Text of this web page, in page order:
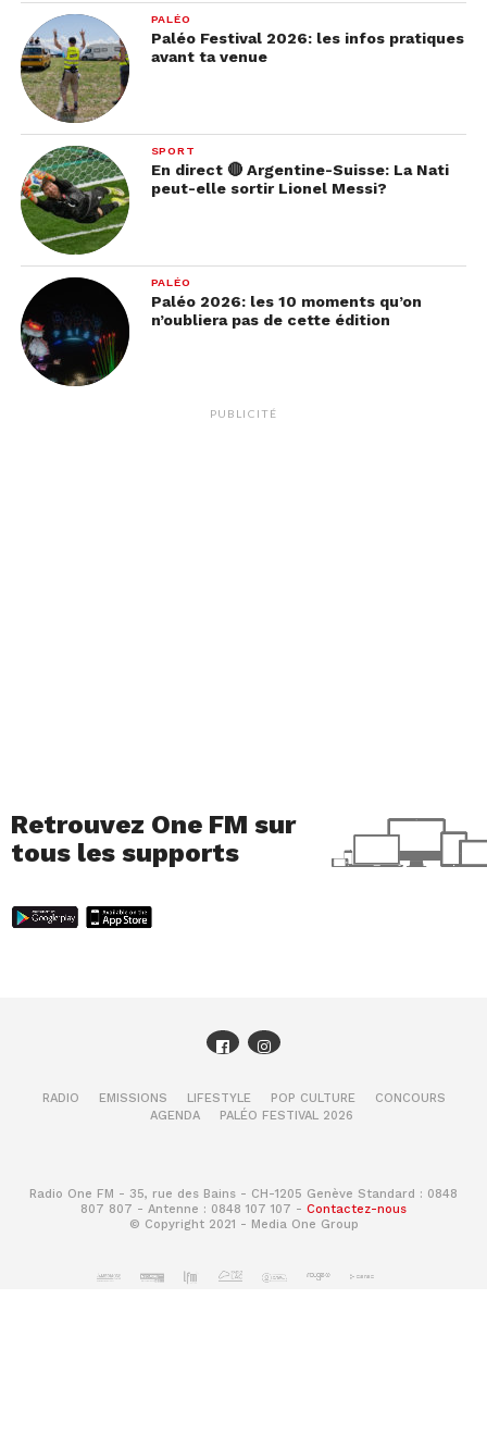
PALÉO
Paléo Festival 2026: les infos pratiques
avant ta venue
SPORT
En direct 🔴 Argentine-Suisse: La Nati
peut-elle sortir Lionel Messi?
PALÉO
Paléo 2026: les 10 moments qu’on
n’oubliera pas de cette édition
PUBLICITÉ
Retrouvez One FM sur
tous les supports
RADIO EMISSIONS LIFESTYLE POP CULTURE
CONCOURS
AGENDA
PALÉO FESTIVAL 2026
Radio One FM - 35, rue des Bains - CH-1205 Genève Standard : 0848
807 807 - Antenne : 0848 107 107 - Contactez-nous
© Copyright 2021 - Media One Group